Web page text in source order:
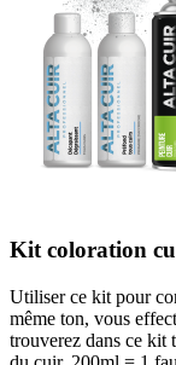
Kit coloration
Utiliser ce kit pour
même ton, vous
trouverez dans ce kit